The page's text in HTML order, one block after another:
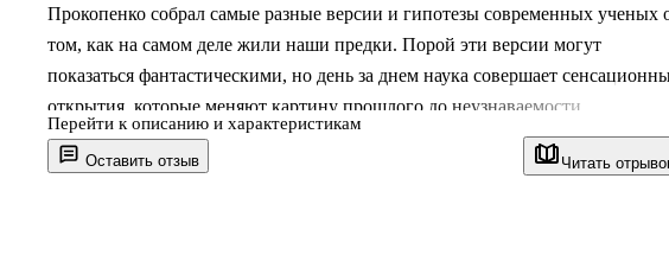
Оставить отзыв Читать
Прокопенко собрал самые разные версии и гипотезы современных ученых
том, как на самом деле жили наши предки. Порой эти версии могут
показаться фантастическими, но день за днем наука совершает
открытия, которые меняют картину прошлого до неузнаваемости.
Из этой книги вы узнаете о быте, верованиях, культуре, научных и
технических достижениях славянской цивилизации, которая по последним
Перейти к описанию и характеристикам